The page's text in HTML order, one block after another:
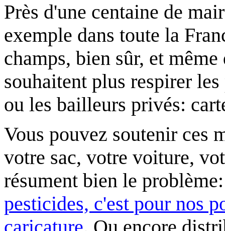
Près d'une centaine de
exemple dans toute la
champs, bien sûr, et
souhaitent plus respirer
ou les bailleurs privés:
Vous pouvez soutenir ces
votre sac, votre voiture,
résument bien le
pesticides, c'est pour nos